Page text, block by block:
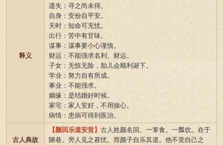
释义
遗失：寻之尚未得。
自身：安份自平安。
天时：知命可无忧。
出行：苦中有甘味。
谋事：谋事要小心谨慎。
财运：不能强求名利、财运。
子女：无惊无险，胎儿会顺利诞下。
学业：努力自有所成。
事业：不能强求。
姻缘：是结婚好时候。
家宅：家人安好，不用操心。
病情：患病可得到医治。
古人典故
【颜回乐道安贫】 古人姓颜名回。一箪食。一瓢饮。在于
陋巷。旁人见之甚忧。而颜子自乐其道。他不觉自己之